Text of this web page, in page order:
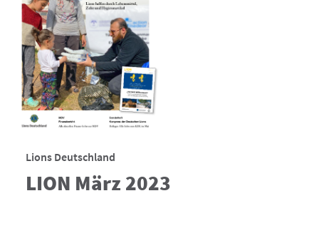
Lions Deutschland
LION März 2023